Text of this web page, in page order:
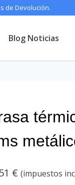
de Devolución.
Blog Noticias
€ (impuestos